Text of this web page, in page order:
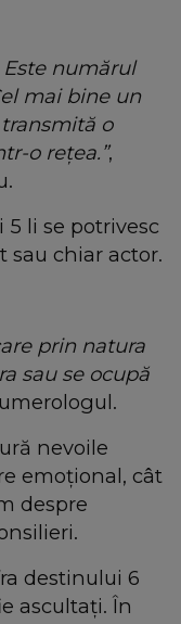
numărul
mai bine un
o
o rețea.”,
li se potrivesc
sau chiar actor.
prin natura
sau se ocupă
nevoile
emoțional, cât
despre
destinului 6
ascultați. În